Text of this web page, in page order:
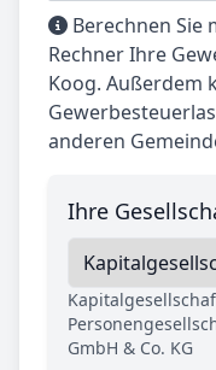
Berechnen Sie
Rechner Ihre
Koog. Außerdem
anderen
Ihre
GmbH & Co. KG